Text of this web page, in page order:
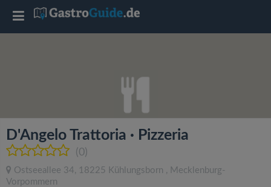
D'Angelo Trattoria · Pizzeria
(0)
Ostseeallee 34, 18225 Kühlungsborn , Mecklenburg-
Vorpommern
T
l
e